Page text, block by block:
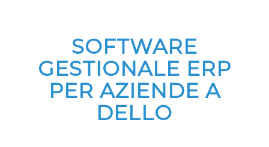
SOFTWARE
GESTIONALE ERP
PER AZIENDE A
DELLO